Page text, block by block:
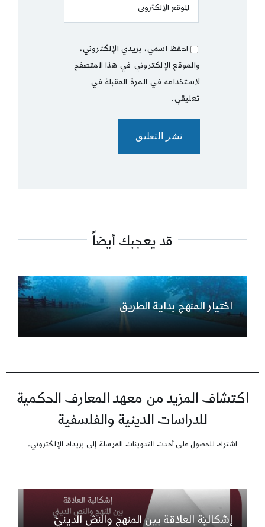
احفظ اسمي، بريدي الإلكتروني،
والموقع الإلكتروني في هذا المتصفح
لاستخدامه في المرة المقبلة في
تعليقي.
قد يعجبك أيضاً
اختيار المنهج بداية الطريق
اكتشاف المزيد من معهد المعارف الحكمية
للدراسات الدينية والفلسفية
اشترك للحصول على أحدث التدوينات المرسلة إلى بريدك الإلكتروني.
إشكاليّة العلاقة بين المنهج والنصّ الدينيّ